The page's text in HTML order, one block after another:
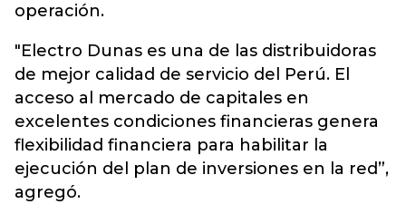
operación.
"Electro Dunas es una de las distribuidoras
de mejor calidad de servicio del Perú. El
acceso al mercado de capitales en
excelentes condiciones financieras genera
flexibilidad financiera para habilitar la
ejecución del plan de inversiones en la red”,
agregó.